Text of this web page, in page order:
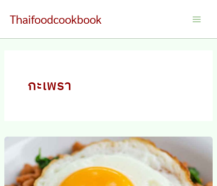
Thaifoodcookbook
กะเพรา